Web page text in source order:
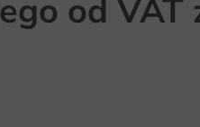
od VAT